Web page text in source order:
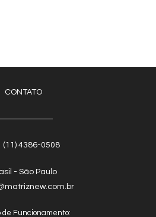
CONTATO
(11) 4386-0508
- São Paulo
de Funcionamento: